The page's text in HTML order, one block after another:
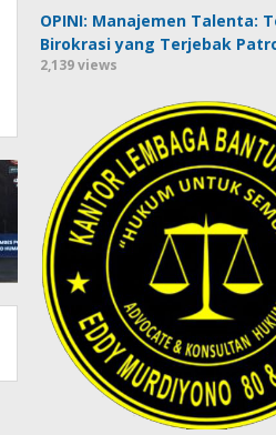
OPINI: Manajemen Talenta:
Birokrasi yang Terjebak
2,139 views